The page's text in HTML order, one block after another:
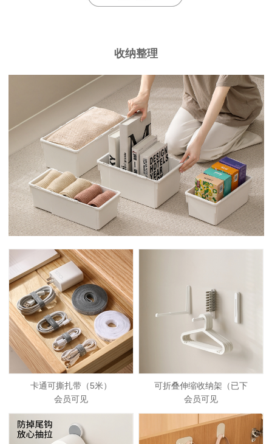
收纳整理
卡通可撕扎带（5米）
会员可见
可折叠伸缩收纳架（已下
会员可见